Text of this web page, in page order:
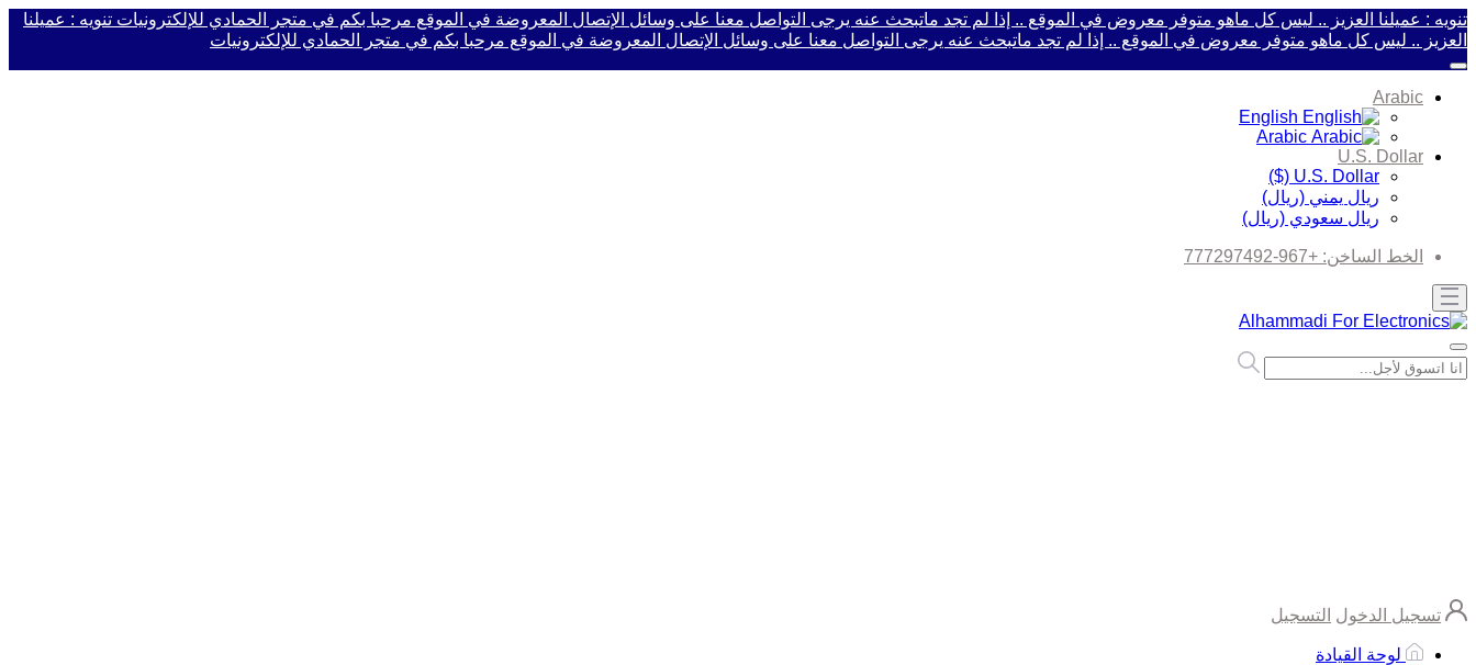
تنويه : عميلنا العزيز .. ليس كل ماهو متوفر معروض في الموقع .. إذا لم تجد ماتبحث عنه يرجى التواصل معنا على وسائل الإتصال المعروضة في الموقع مرحبا بكم في متجر الحمادي للإلكترونيات تنويه : عميلنا
العزيز .. ليس كل ماهو متوفر معروض في الموقع .. إذا لم تجد ماتبحث عنه يرجى التواصل معنا على وسائل الإتصال المعروضة في الموقع مرحبا بكم في متجر الحمادي للإلكترونيات
Arabic
English
Arabic
U.S. Dollar
U.S. Dollar ($)
ريال يمني (ريال)
ريال سعودي (ريال)
الخط الساخن: +967-777297492
تسجيل الدخول التسجيل
لوحة القيادة